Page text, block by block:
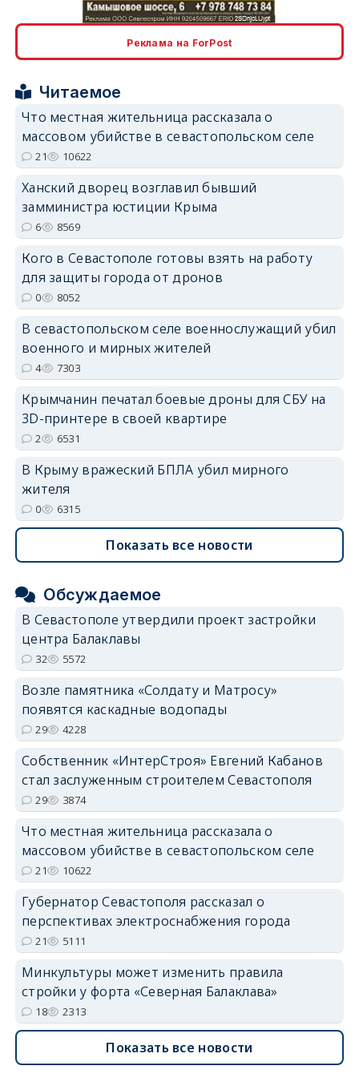
erid: 2SDnjcLUypt
erid: 2SDnjcrDNw6
erid: 2SDnjdPjgYS
Реклама на ForPost
Читаемое
Что местная жительница рассказала о
массовом убийстве в севастопольском селе
21 10622
Ханский дворец возглавил бывший
замминистра юстиции Крыма
6 8569
Кого в Севастополе готовы взять на работу
для защиты города от дронов
0 8052
В севастопольском селе военнослужащий убил
военного и мирных жителей
4 7303
Крымчанин печатал боевые дроны для СБУ на
3D-принтере в своей квартире
2 6531
В Крыму вражеский БПЛА убил мирного
жителя
0 6315
Показать все новости
Обсуждаемое
В Севастополе утвердили проект застройки
центра Балаклавы
32 5572
Возле памятника «Солдату и Матросу»
появятся каскадные водопады
29 4228
Собственник «ИнтерСтроя» Евгений Кабанов
стал заслуженным строителем Севастополя
29 3874
Что местная жительница рассказала о
массовом убийстве в севастопольском селе
21 10622
Губернатор Севастополя рассказал о
перспективах электроснабжения города
21 5111
Минкультуры может изменить правила
стройки у форта «Северная Балаклава»
18 2313
Показать все новости